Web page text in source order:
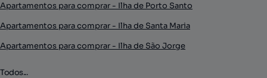
Apartamentos para comprar - Ilha de Porto Santo
Apartamentos para comprar - Ilha de Santa Maria
Apartamentos para comprar - Ilha de São Jorge
Todos...